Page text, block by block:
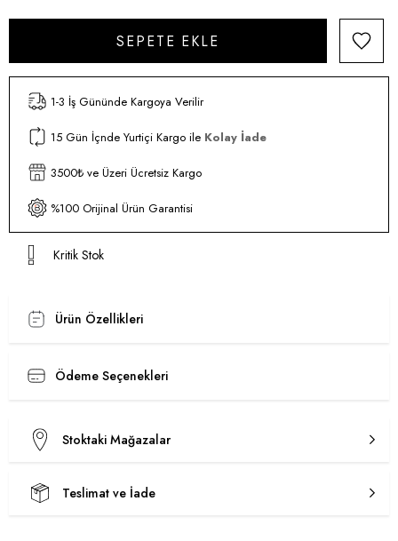
1-3 İş Gününde Kargoya Verilir
15 Gün İçnde Yurtiçi Kargo ile Kolay İade
3500₺ ve Üzeri Ücretsiz Kargo
%100 Orijinal Ürün Garantisi
Kritik Stok
Ürün Özellikleri
Ödeme Seçenekleri
Stoktaki Mağazalar
Teslimat ve İade